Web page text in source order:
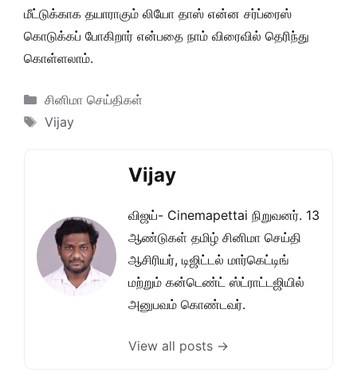
மீட்டுக்காக தயாராகும் லியோ தாஸ் என்ன சர்ப்ரைஸ்
கொடுக்கப் போகிறார் என்பதை நாம் விரைவில் தெரிந்து
கொள்ளலாம்.
Categories
சினிமா செய்திகள்
Tags
Vijay
Vijay
விஜய்- Cinemapettai நிறுவனர். 13
ஆண்டுகள் தமிழ் சினிமா செய்தி
ஆசிரியர், டிஜிட்டல் மார்கெட்டிங்
மற்றும் கன்டெண்ட் ஸ்ட்ராட்டஜியில்
அனுபவம் கொண்டவர்.
View all posts →